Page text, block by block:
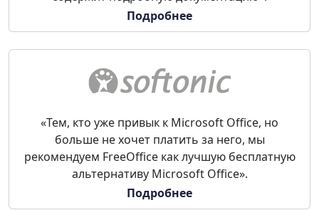
Подробнее
«Тем, кто уже привык к Microsoft Office, но
больше не хочет платить за него, мы
рекомендуем FreeOffice как лучшую бесплатную
альтернативу Microsoft Office».
Подробнее